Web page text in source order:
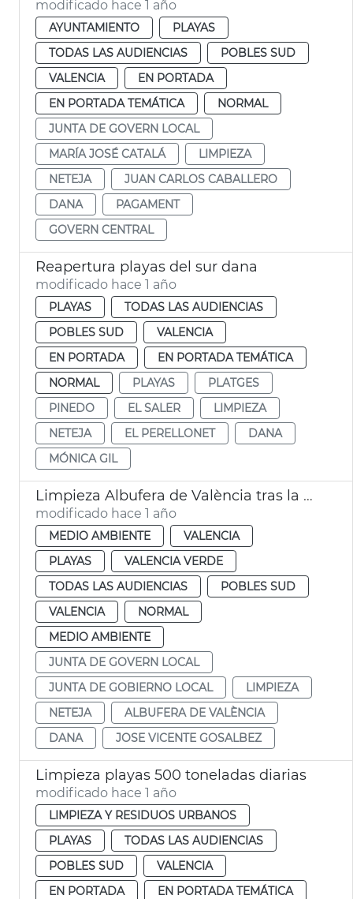
modificado hace 1 año
AYUNTAMIENTO
PLAYAS
TODAS LAS AUDIENCIAS
POBLES SUD
VALENCIA
EN PORTADA
EN PORTADA TEMÁTICA
NORMAL
JUNTA DE GOVERN LOCAL
MARÍA JOSÉ CATALÁ
LIMPIEZA
NETEJA
JUAN CARLOS CABALLERO
DANA
PAGAMENT
GOVERN CENTRAL
Reapertura playas del sur dana
modificado hace 1 año
PLAYAS
TODAS LAS AUDIENCIAS
POBLES SUD
VALENCIA
EN PORTADA
EN PORTADA TEMÁTICA
NORMAL
PLAYAS
PLATGES
PINEDO
EL SALER
LIMPIEZA
NETEJA
EL PERELLONET
DANA
MÓNICA GIL
Limpieza Albufera de València tras la dana
modificado hace 1 año
MEDIO AMBIENTE
VALENCIA
PLAYAS
VALENCIA VERDE
TODAS LAS AUDIENCIAS
POBLES SUD
VALENCIA
NORMAL
MEDIO AMBIENTE
JUNTA DE GOVERN LOCAL
JUNTA DE GOBIERNO LOCAL
LIMPIEZA
NETEJA
ALBUFERA DE VALÈNCIA
DANA
JOSE VICENTE GOSALBEZ
Limpieza playas 500 toneladas diarias
modificado hace 1 año
LIMPIEZA Y RESIDUOS URBANOS
PLAYAS
TODAS LAS AUDIENCIAS
POBLES SUD
VALENCIA
EN PORTADA
EN PORTADA TEMÁTICA